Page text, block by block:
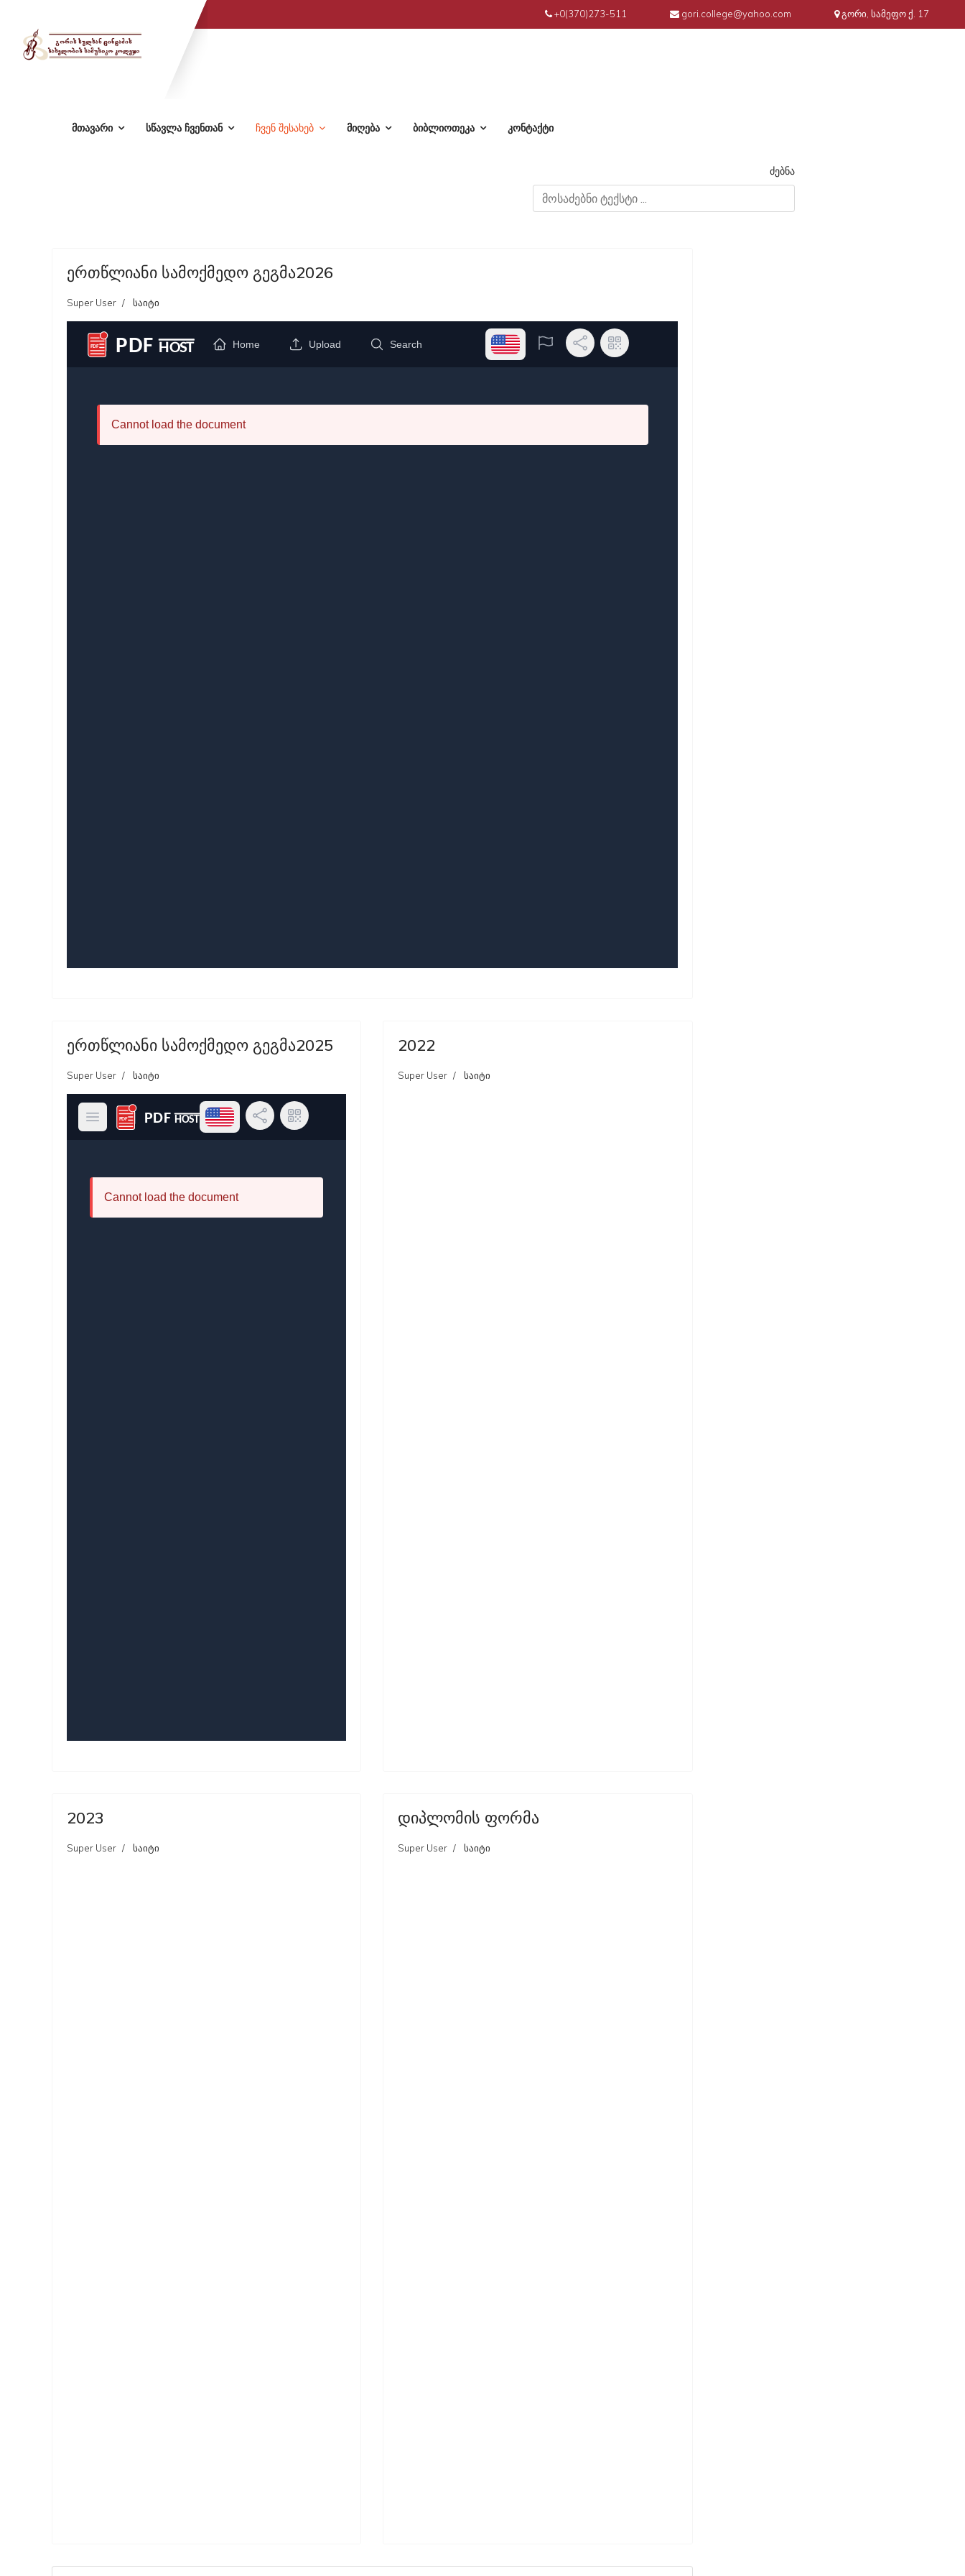
+0(370)273-511 gori.college@yahoo.com გორი, სამეფო ქ. 17
მთავარი სწავლა ჩვენთან ჩვენ შესახებ მიღება ბიბლიოთეკა კონტაქტი
ძებნა
ერთწლიანი სამოქმედო გეგმა2026
Super User საიტი
ერთწლიანი სამოქმედო გეგმა2025
Super User საიტი
2022
Super User საიტი
2023
Super User საიტი
დიპლომის ფორმა
Super User საიტი